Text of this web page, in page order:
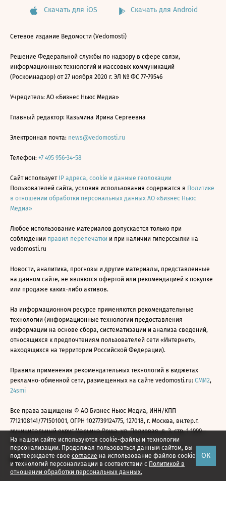
На нашем сайте используются cookie-файлы и технологии
персонализации. Продолжая пользоваться данным сайтом, вы
подтверждаете свое согласие на использование файлов cookie
и технологий персонализации в соответствии с Политикой в
отношении обработки персональных данных.
ОК
Скачать для iOS Скачать для Android
Сетевое издание Ведомости (Vedomosti)
Решение Федеральной службы по надзору в сфере связи,
информационных технологий и массовых коммуникаций
(Роскомнадзор) от 27 ноября 2020 г. ЭЛ № ФС 77-79546
Учредитель: АО «Бизнес Ньюс Медиа»
Главный редактор: Казьмина Ирина Сергеевна
Электронная почта: news@vedomosti.ru
Телефон: +7 495 956-34-58
Сайт использует IP адреса, cookie и данные геолокации
Пользователей сайта, условия использования содержатся в Политике
в отношении обработки персональных данных АО «Бизнес Ньюс
Медиа»
Любое использование материалов допускается только при
соблюдении правил перепечатки и при наличии гиперссылки на
vedomosti.ru
Новости, аналитика, прогнозы и другие материалы, представленные
на данном сайте, не являются офертой или рекомендацией к покупке
или продаже каких-либо активов.
На информационном ресурсе применяются рекомендательные
технологии (информационные технологии предоставления
информации на основе сбора, систематизации и анализа сведений,
относящихся к предпочтениям пользователей сети «Интернет»,
находящихся на территории Российской Федерации).
Правила применения рекомендательных технологий в виджетах
рекламно-обменной сети, размещенных на сайте vedomosti.ru: СМИ2,
24smi
Все права защищены © АО Бизнес Ньюс Медиа, ИНН/КПП
7712108141/771501001, ОГРН 1027739124775, 127018, г. Москва, вн.тер.г.
муниципальный округ Марьина Роща, ул. Полковая, д. 3, стр. 1 1999—
2026